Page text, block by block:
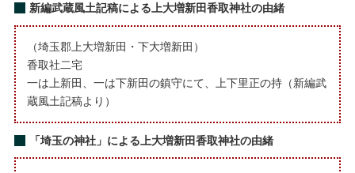
新編武蔵風土記稿による上大増新田香取神社の由緒
（埼玉郡上大増新田・下大増新田）
香取社二宅
一は上新田、一は下新田の鎮守にて、上下里正の持（新編武
蔵風土記稿より）
「埼玉の神社」による上大増新田香取神社の由緒